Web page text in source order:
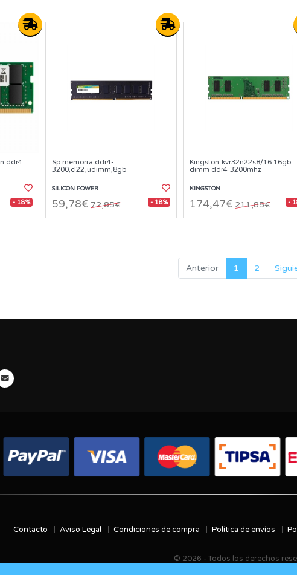
ddr4
- 18%
Sp memoria ddr4-
3200,cl22,udimm,8gb
SILICON POWER
59,78€ 72,85€ - 18%
Kingston kvr32n22s8/16 16gb
dimm ddr4 3200mhz
KINGSTON
174,47€ 211,85€ -
Anterior 1 2
Contacto Aviso Legal Condiciones de compra Política de envíos
© 2026 - Todos los derechos